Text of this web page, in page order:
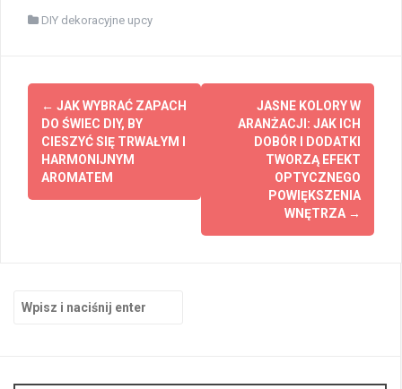
DIY dekoracyjne upcy
Zobacz
wpisy
← JAK WYBRAĆ ZAPACH
DO ŚWIEC DIY, BY
CIESZYĆ SIĘ TRWAŁYM I
HARMONIJNYM
AROMATEM
JASNE KOLORY W
ARANŻACJI: JAK ICH
DOBÓR I DODATKI
TWORZĄ EFEKT
OPTYCZNEGO
POWIĘKSZENIA
WNĘTRZA →